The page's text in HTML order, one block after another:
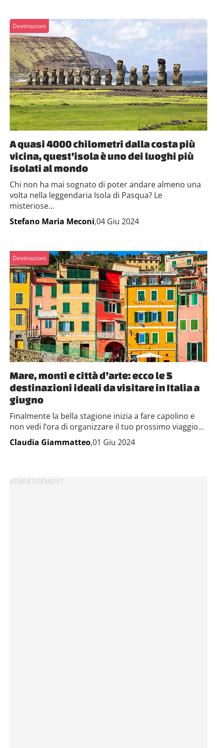
Destinazioni
A quasi 4000 chilometri dalla costa più
vicina, quest’isola è uno dei luoghi più
isolati al mondo
Chi non ha mai sognato di poter andare almeno una
volta nella leggendaria Isola di Pasqua? Le
misteriose...
Stefano Maria Meconi,04 Giu 2024
Destinazioni
Mare, monti e città d’arte: ecco le 5
destinazioni ideali da visitare in Italia a
giugno
Finalmente la bella stagione inizia a fare capolino e
non vedi l’ora di organizzare il tuo prossimo viaggio...
Claudia Giammatteo,01 Giu 2024